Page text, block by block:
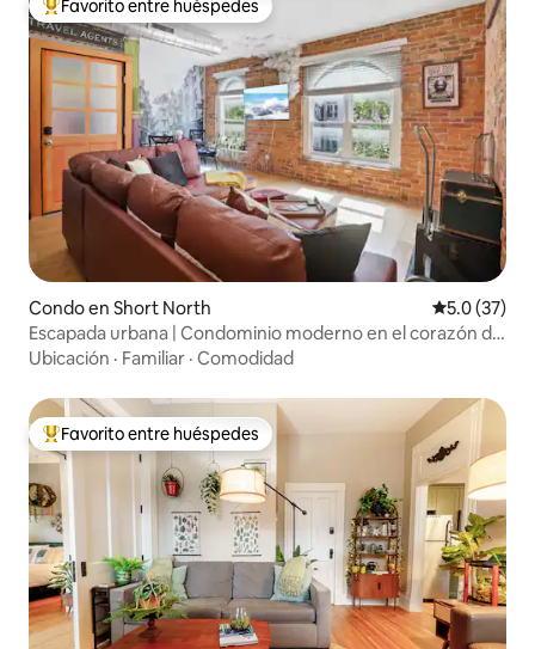
Favorito entre huéspedes preferido
Favorito entre huéspedes
Condo en Short North Calificación
5.0 (37)
Escapada urbana | Condominio moderno en el corazón de
todo
Ubicación · Familiar · Comodidad
Favorito entre huéspedes preferido
Favorito entre huéspedes